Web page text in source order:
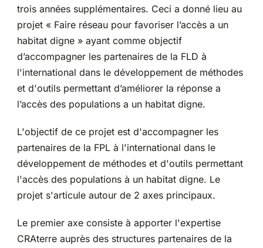
trois années supplémentaires. Ceci a donné lieu au
projet « Faire réseau pour favoriser l’accès a un
habitat digne » ayant comme objectif
d’accompagner les partenaires de la FLD à
l'international dans le développement de méthodes
et d'outils permettant d’améliorer la réponse a
l’accès des populations a un habitat digne.
L'objectif de ce projet est d'accompagner les
partenaires de la FPL à l'international dans le
développement de méthodes et d'outils permettant
l'accès des populations à un habitat digne. Le
projet s'articule autour de 2 axes principaux.
Le premier axe consiste à apporter l'expertise
CRAterre auprès des structures partenaires de la